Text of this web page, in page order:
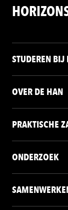
STUDEREN BIJ
OVER DE HAN
PRAKTISCHE
ONDERZOEK